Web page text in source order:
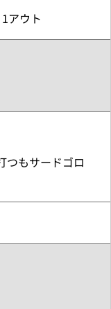
アウト
つもサードゴロ